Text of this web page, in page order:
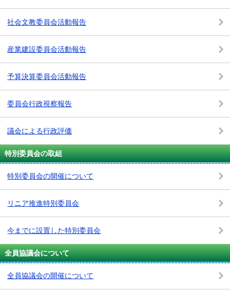
社会文教委員会活動報告
産業建設委員会活動報告
予算決算委員会活動報告
委員会行政視察報告
議会による行政評価
特別委員会の取組
特別委員会の開催について
リニア推進特別委員会
今までに設置した特別委員会
全員協議会について
全員協議会の開催について